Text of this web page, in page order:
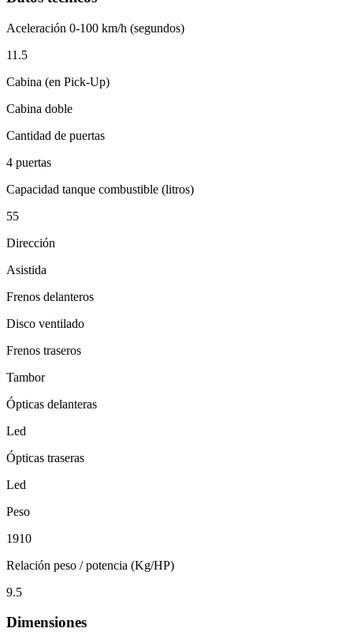
Aceleración 0-100 km/h (segundos)
11.5
Cabina (en Pick-Up)
Cabina doble
Cantidad de puertas
4 puertas
Capacidad tanque combustible (litros)
55
Dirección
Asistida
Frenos delanteros
Disco ventilado
Frenos traseros
Tambor
Ópticas delanteras
Led
Ópticas traseras
Led
Peso
1910
Relación peso / potencia (Kg/HP)
9.5
Dimensiones